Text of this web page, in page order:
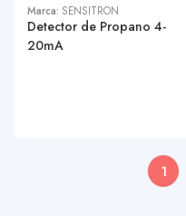
Marca: SENSITRON
Detector de Propano 4-
20mA
1